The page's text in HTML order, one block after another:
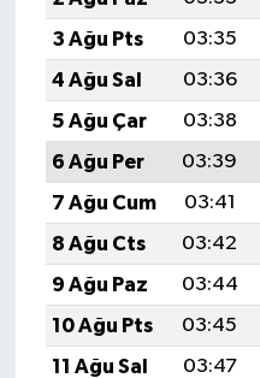
3 Ağu Pts
03:35
4 Ağu Sal
03:36
5 Ağu Çar
03:38
6 Ağu Per
03:39
7 Ağu Cum
03:41
8 Ağu Cts
03:42
9 Ağu Paz
03:44
10 Ağu Pts
03:45
11 Ağu Sal
03:47